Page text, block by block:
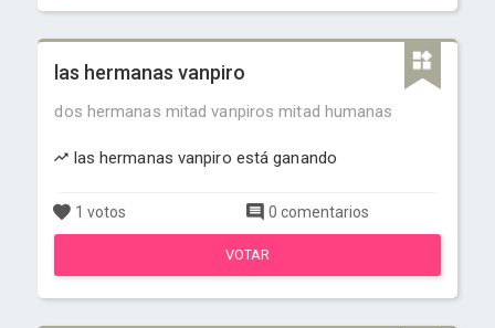
las hermanas vanpiro
dos hermanas mitad vanpiros mitad humanas
las hermanas vanpiro está ganando
1 votos 0 comentarios
VOTAR